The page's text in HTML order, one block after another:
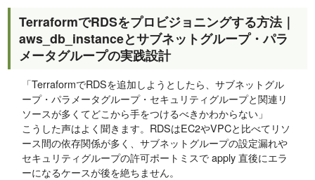
TerraformでRDSをプロビジョニングする方法｜
aws_db_instanceとサブネットグループ・パラ
メータグループの実践設計
「TerraformでRDSを追加しようとしたら、サブネットグル
ープ・パラメータグループ・セキュリティグループと関連リ
ソースが多くてどこから手をつけるべきかわからない」
こうした声はよく聞きます。RDSはEC2やVPCと比べてリソ
ース間の依存関係が多く、サブネットグループの設定漏れや
セキュリティグループの許可ポートミスで apply 直後にエラ
ーになるケースが後を絶ちません。